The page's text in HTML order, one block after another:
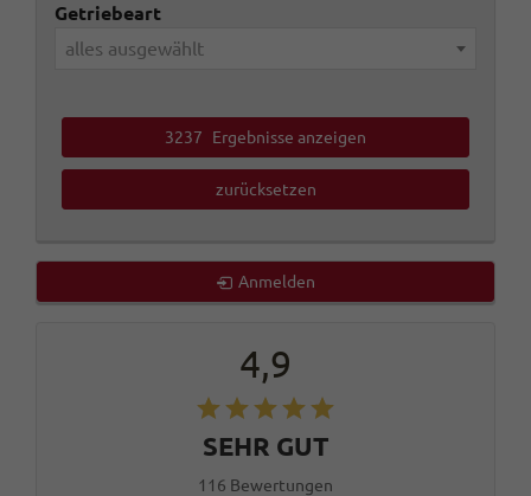
Getriebeart
alles ausgewählt
3237 Ergebnisse anzeigen
zurücksetzen
Anmelden
4,9
SEHR GUT
116 Bewertungen